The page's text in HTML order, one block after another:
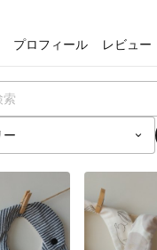
プロフィール レビュー